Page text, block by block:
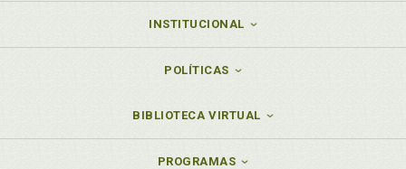
INSTITUCIONAL
POLÍTICAS
BIBLIOTECA VIRTUAL
PROGRAMAS